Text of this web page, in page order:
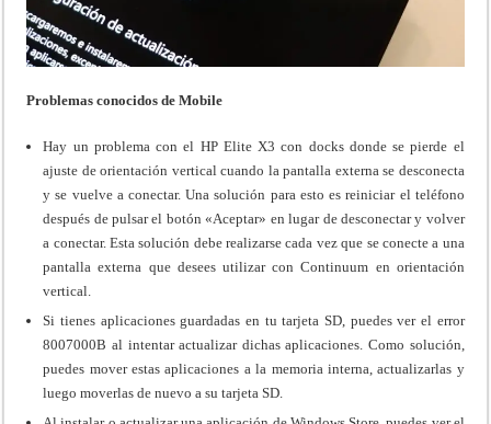
Problemas conocidos de Mobile
Hay un problema con el HP Elite X3 con docks donde se pierde el
ajuste de orientación vertical cuando la pantalla externa se desconecta
y se vuelve a conectar. Una solución para esto es reiniciar el teléfono
después de pulsar el botón «Aceptar» en lugar de desconectar y volver
a conectar. Esta solución debe realizarse cada vez que se conecte a una
pantalla externa que desees utilizar con Continuum en orientación
vertical.
Si tienes aplicaciones guardadas en tu tarjeta SD, puedes ver el error
8007000B al intentar actualizar dichas aplicaciones. Como solución,
puedes mover estas aplicaciones a la memoria interna, actualizarlas y
luego moverlas de nuevo a su tarjeta SD.